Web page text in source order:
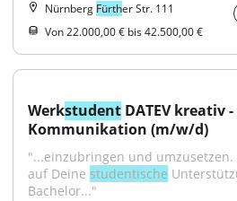
Nürnberg Fürther Str. 111
Von 22.000,00 € bis 42.500,00 €
Werkstudent DATEV kreativ
Kommunikation (m/w/d)
"...einzubringen und
auf Deine studentische
Bachelor..."